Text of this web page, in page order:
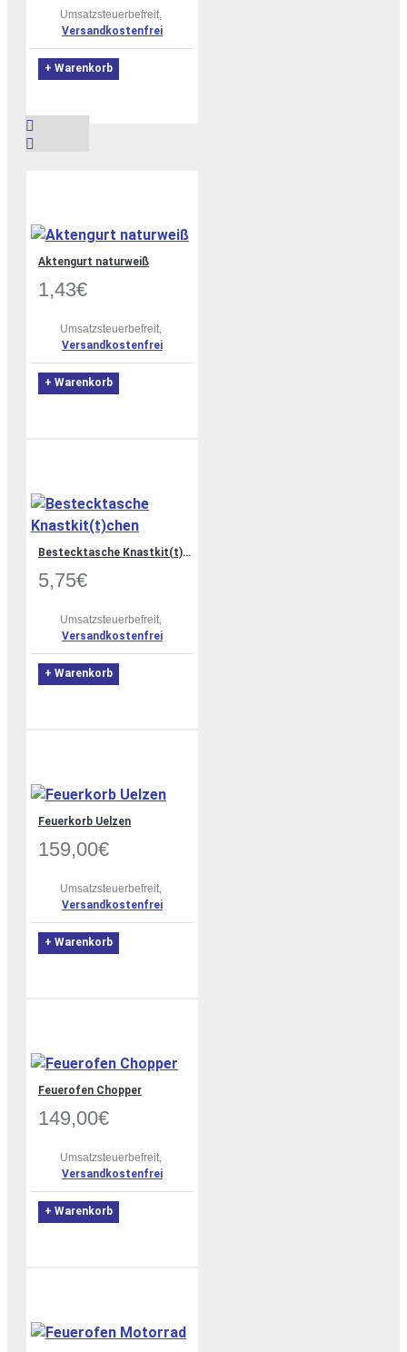
Umsatzsteuerbefreit,
Versandkostenfrei
+ Warenkorb
Aktengurt naturweiß
1,43€
Umsatzsteuerbefreit,
Versandkostenfrei
+ Warenkorb
Bestecktasche Knastkit(t)chen
5,75€
Umsatzsteuerbefreit,
Versandkostenfrei
+ Warenkorb
Feuerkorb Uelzen
159,00€
Umsatzsteuerbefreit,
Versandkostenfrei
+ Warenkorb
Feuerofen Chopper
149,00€
Umsatzsteuerbefreit,
Versandkostenfrei
+ Warenkorb